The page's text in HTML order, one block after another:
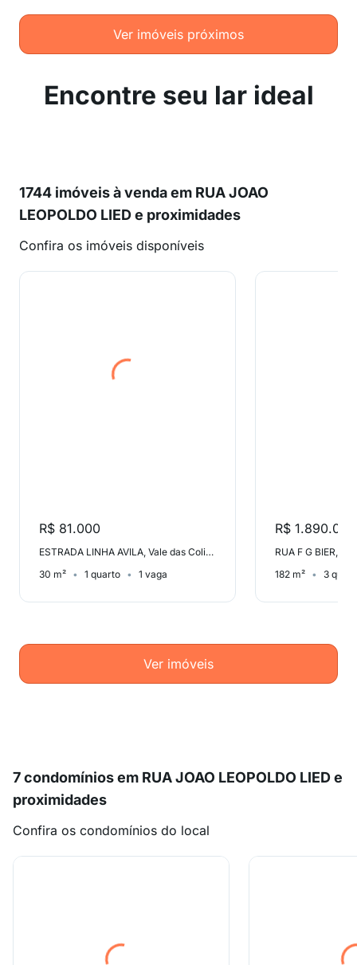
Ver imóveis próximos
Encontre seu lar ideal
1744 imóveis à venda em RUA JOAO
LEOPOLDO LIED e proximidades
Confira os imóveis disponíveis
R$ 81.000
ESTRADA LINHA AVILA, Vale das Colinas
30 m²
1 quarto 1 vaga
R$ 1.890.000
RUA F G BIER,
182 m²
3
Ver imóveis
7 condomínios em RUA JOAO LEOPOLDO LIED e
proximidades
Confira os condomínios do local